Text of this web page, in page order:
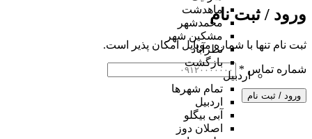
ورود / ثبت نام
ثبت نام تنها با شماره موبایل امکان پذیر است.
شماره تماس *
ورود / ثبت نام
ماهدشت
محمدشهر
مشکین شهر
نظرآباد
بازگشت
اردبیل
تمام شهر‌ها
اردبیل
آبی بیگلو
اصلان دوز